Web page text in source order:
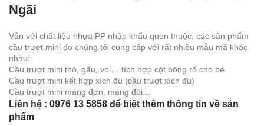
Ngãi
Vẫn với chất liệu nhựa PP nhập khẩu quen thuộc, các sản phẩm
cầu trượt mini do chúng tôi cung cấp với rất nhiều mẫu mã khác
nhau:
Cầu trượt mini thỏ, gấu, voi… tích hợp cột bóng rổ cho bé
Cầu trượt mini kết hợp xích đu (cầu trượt xích đu)
Cầu trượt mini máng đơn, máng đôi…
Liên hệ : 0976 13 5858 để biết thêm thông tin về sản
phẩm